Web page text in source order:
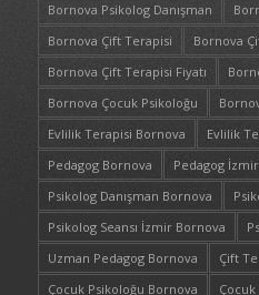
Bornova Psikolog Danışman
Bornova Çift Terapisi
Bornova
Bornova Çift Terapisi Fiyatı
Bornova Çocuk Psikoloğu
Evlilik Terapisi Bornova
Evlilik
Pedagog Bornova
Pedagog
Psikolog Danışman Bornova
Psikolog Seansı İzmir Bornova
Uzman Pedagog Bornova
Çift
Çocuk Psikoloğu Bornova